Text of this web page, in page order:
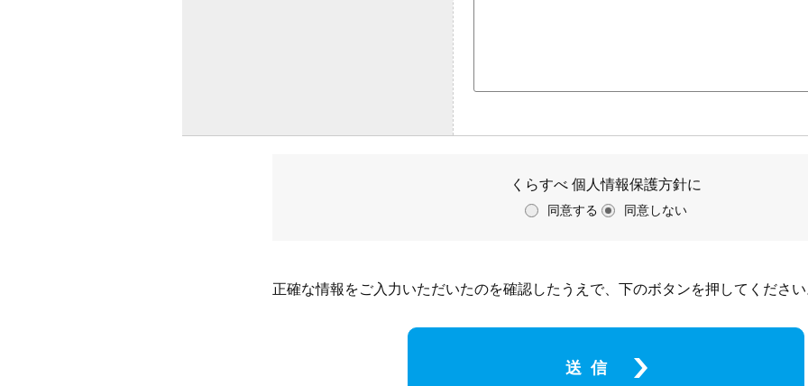
くらすべ 個人情報保護方針に
同意する 同意しない
正確な情報をご入力いただいたのを確認したうえで、下のボタンを押してくださ
送信